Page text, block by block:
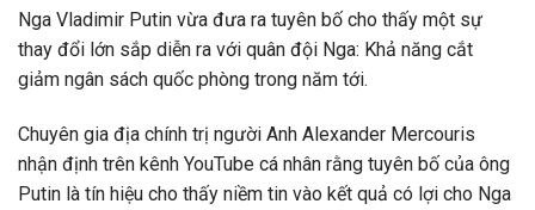
Nga Vladimir Putin vừa đưa ra tuyên bố cho thấy một sự
thay đổi lớn sắp diễn ra với quân đội Nga: Khả năng cắt
giảm ngân sách quốc phòng trong năm tới.
Chuyên gia địa chính trị người Anh Alexander Mercouris
nhận định trên kênh YouTube cá nhân rằng tuyên bố của ông
Putin là tín hiệu cho thấy niềm tin vào kết quả có lợi cho Nga